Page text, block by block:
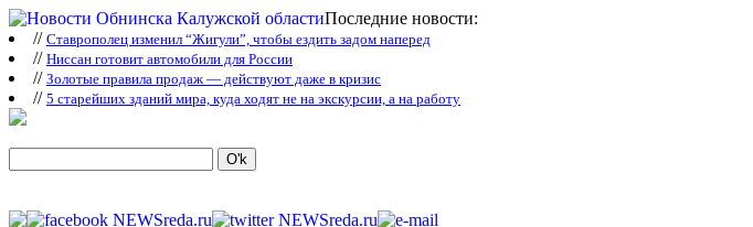
Последние новости:
// Ставрополец изменил “Жигули”, чтобы ездить задом наперед
// Ниссан готовит автомобили для России
// Зoлoтые прaвилa продаж — действуют даже в кризис
// 5 старейших зданий мира, куда ходят не на экскурсии, а на работу